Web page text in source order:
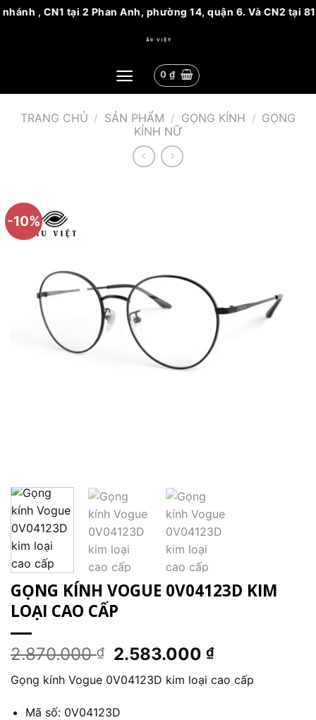
, CN1 tại 2 Phan Anh, phường 14, quận 6. Và CN2 tại 81
0 ₫
TRANG CHỦ / SẢN PHẨM / GỌNG KÍNH / GỌNG
KÍNH NỮ
-10%
GỌNG KÍNH VOGUE 0V04123D KIM
LOẠI CAO CẤP
2.870.000₫
Giá
gốc
là:
2.870.000 ₫.
2.583.000₫Giá
hiện
tại
Gọng kính Vogue 0V04123D kim loại cao cấp
Mã số: 0V04123D